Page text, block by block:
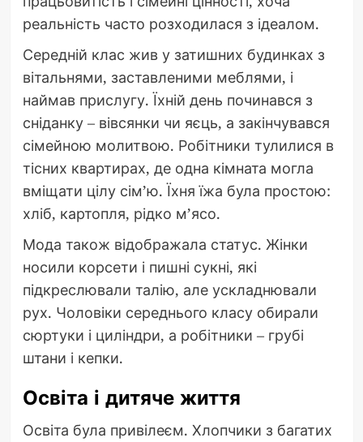
реальність часто розходилася з ідеалом.
Середній клас жив у затишних будинках з
вітальнями, заставленими меблями, і
наймав прислугу. Їхній день починався з
сніданку – вівсянки чи яєць, а закінчувався
сімейною молитвою. Робітники тулилися в
тісних квартирах, де одна кімната могла
вміщати цілу сім’ю. Їхня їжа була простою:
хліб, картопля, рідко м’ясо.
Мода також відображала статус. Жінки
носили корсети і пишні сукні, які
підкреслювали талію, але ускладнювали
рух. Чоловіки середнього класу обирали
сюртуки і циліндри, а робітники – грубі
штани і кепки.
Освіта і дитяче життя
Освіта була привілеєм. Хлопчики з багатих